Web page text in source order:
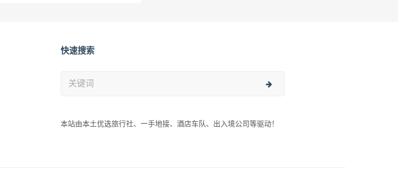
快速搜索
本站由本土优选旅行社、一手地接、酒店车队、出入境公司等驱动！